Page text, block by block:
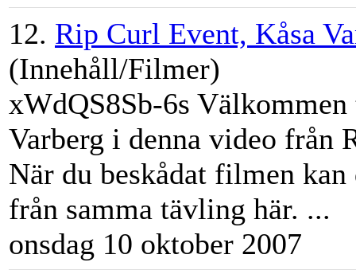
12. Rip Curl Event, Kåsa
(Innehåll/Filmer)
xWdQS8Sb-6s
Varberg i denna video från
När du beskådat filmen
från samma tävling här. ...
onsdag 10 oktober 2007